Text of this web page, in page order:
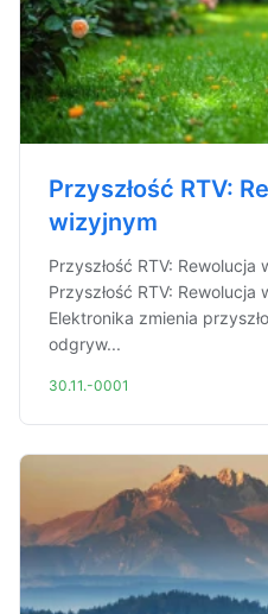
Przyszłość RTV:
wizyjnym
Przyszłość RTV:
Przyszłość RTV:
Elektronika zmienia
odgryw...
30.11.-0001